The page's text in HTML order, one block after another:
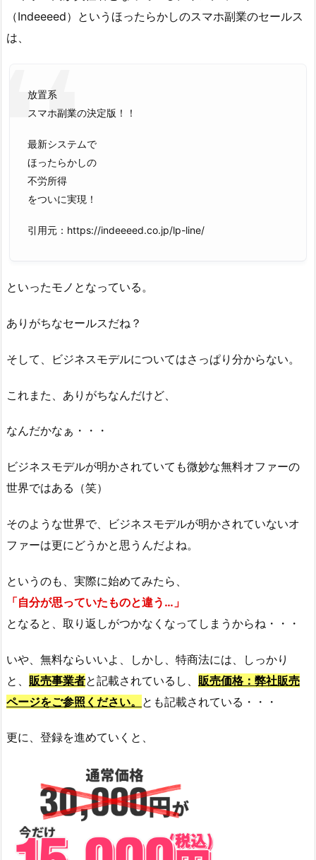
（Indeeeed）というほったらかしのスマホ副業のセールス
は、
放置系
スマホ副業の決定版！！
最新システムで
ほったらかしの
不労所得
をついに実現！
引用元：https://indeeeed.co.jp/lp-line/
といったモノとなっている。
ありがちなセールスだね？
そして、ビジネスモデルについてはさっぱり分からない。
これまた、ありがちなんだけど、
なんだかなぁ・・・
ビジネスモデルが明かされていても微妙な無料オファーの
世界ではある（笑）
そのような世界で、ビジネスモデルが明かされていないオ
ファーは更にどうかと思うんだよね。
というのも、実際に始めてみたら、
「自分が思っていたものと違う…」
となると、取り返しがつかなくなってしまうからね・・・
いや、無料ならいいよ、
しかし、特商法には、しっかり
と、 販売事業者と記載されているし、 販売価格：弊社販売
ページをご参照ください。 とも記載されている・・・
更に、登録を進めていくと、